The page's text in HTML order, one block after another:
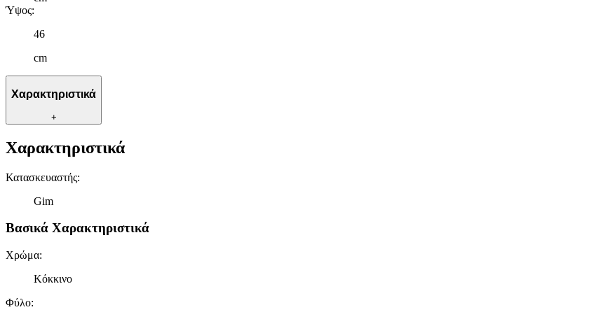
Ύψος:
46
cm
Χαρακτηριστικά
+
Χαρακτηριστικά
Κατασκευαστής:
Gim
Βασικά Χαρακτηριστικά
Χρώμα:
Κόκκινο
Φύλο: